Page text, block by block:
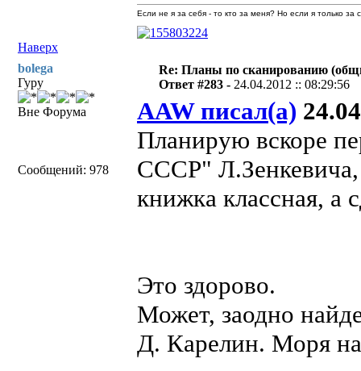
Наверх
Если не я за себя - то кто за меня? Но если я только
bolega
Гуру
Вне Форума
Сообщений: 978
Re: Планы по сканированию
Ответ #283 - 24.04.2012 :: 08:29:56
AAW писал(а)
Планирую вскоре
СССР" Л.Зенкевича,
книжка классная, а
Это здорово.
Может, заодно
Д. Карелин. Моря